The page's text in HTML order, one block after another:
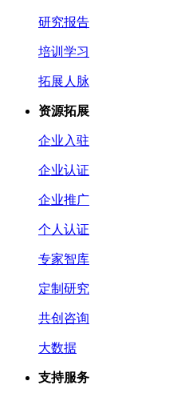
研究报告
培训学习
拓展人脉
资源拓展
企业入驻
企业认证
企业推广
个人认证
专家智库
定制研究
共创咨询
大数据
支持服务